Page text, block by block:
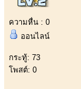
ความหื่น : 0
ออนไลน์
กระทู้: 73
โพสต์: 0